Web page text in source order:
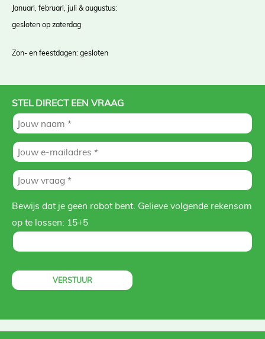
Januari, februari, juli & augustus:
gesloten op zaterdag
Zon- en feestdagen: gesloten
STEL DIRECT EEN VRAAG
Bewijs dat je geen robot bent. Gelieve volgende rekensom
op te lossen: 15+5